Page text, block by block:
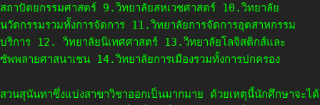
สถาปัตยกรรมศาสตร์ 9.วิทยาลัยสหเวชศาสตร์ 10.วิทยาลัย
นวัตกรรมรวมทั้งการจัดการ 11.วิทยาลัยการจัดการอุตสาหกรรม
บริการ 12. วิทยาลัยนิเทศศาสตร์ 13.วิทยาลัยโลจิสติกส์และ
ซัพพลายศาสนาเชน 14.วิทยาลัยการเมืองรวมทั้งการปกครอง
สวนสุนันทาซึ่งแบ่งสาขาวิชาออกเป็นมากมาย ด้วยเหตุนี้นักศึกษาจะได้